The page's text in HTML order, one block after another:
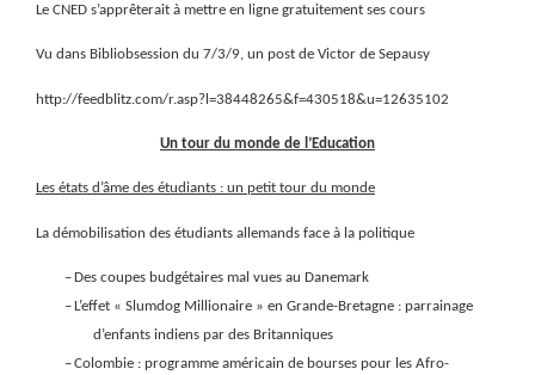
Le CNED s’apprêterait à mettre en ligne gratuitement ses cours
Vu dans Bibliobsession du 7/3/9, un post de Victor de Sepausy
http://feedblitz.com/r.asp?l=38448265&f=430518&u=12635102
Un tour du monde de l’Education
Les états d’âme des étudiants : un petit tour du monde
La démobilisation des étudiants allemands face à la politique
–Des coupes budgétaires mal vues au Danemark
–L’effet « Slumdog Millionaire » en Grande-Bretagne : parrainage
d’enfants indiens par des Britanniques
–Colombie : programme américain de bourses pour les Afro-